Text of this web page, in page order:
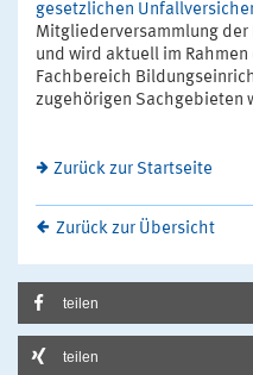
gesetzlichen
Mitgliederversammlung
und wird aktuell im
Fachbereich
zugehörigen Sachgebieten
Zurück zur Startseite
Zurück zur Übersicht
teilen
teilen